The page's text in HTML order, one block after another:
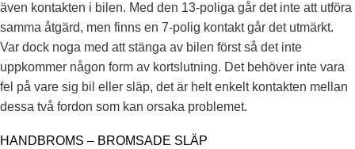
även kontakten i bilen. Med den 13-poliga går det inte att utföra
samma åtgärd, men finns en 7-polig kontakt går det utmärkt.
Var dock noga med att stänga av bilen först så det inte
uppkommer någon form av kortslutning. Det behöver inte vara
fel på vare sig bil eller släp, det är helt enkelt kontakten mellan
dessa två fordon som kan orsaka problemet.
HANDBROMS – BROMSADE SLÄP